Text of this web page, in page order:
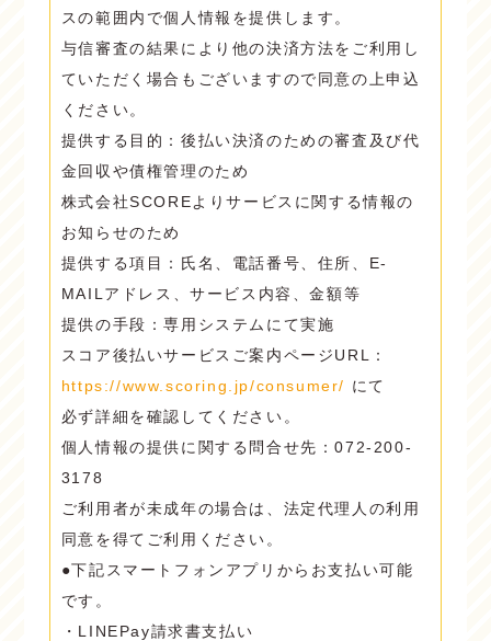
スの範囲内で個人情報を提供します。
与信審査の結果により他の決済方法をご利用し
ていただく場合もございますので同意の上申込
ください。
提供する目的：後払い決済のための審査及び代
金回収や債権管理のため
株式会社SCOREよりサービスに関する情報の
お知らせのため
提供する項目：氏名、電話番号、住所、E-
MAILアドレス、サービス内容、金額等
提供の手段：専用システムにて実施
スコア後払いサービスご案内ページURL：
https://www.scoring.jp/consumer/ にて
必ず詳細を確認してください。
個人情報の提供に関する問合せ先：072-200-
3178
ご利用者が未成年の場合は、法定代理人の利用
同意を得てご利用ください。
●下記スマートフォンアプリからお支払い可能
です。
・LINEPay請求書支払い